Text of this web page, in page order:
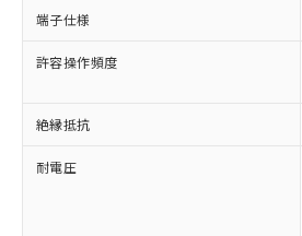
端子仕様
許容操作頻度
絶縁抵抗
耐電圧
以下の条件をお読みいただ
※1 対応状況
対応済み：EU RoHS指令
非含有に対応した製品が提
対応予定：EU RoHS指令（
有に対応した製品に切り替
対応予定なし：EU RoHS指
非含有に非対応の商品で、